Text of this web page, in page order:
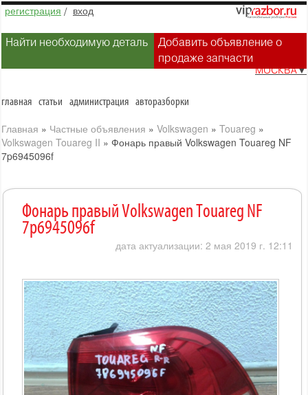
регистрация / вход
Найти необходимую деталь
Добавить объявление о
продаже запчасти
МОСКВА▼
главная статьи администрация авторазборки
Главная » Частные объявления » Volkswagen » Touareg »
Volkswagen Touareg II » Фонарь правый Volkswagen Touareg NF
7p6945096f
Фонарь правый Volkswagen Touareg NF
7p6945096f
дата актуализации: 2 мая 2019 г. 12:11